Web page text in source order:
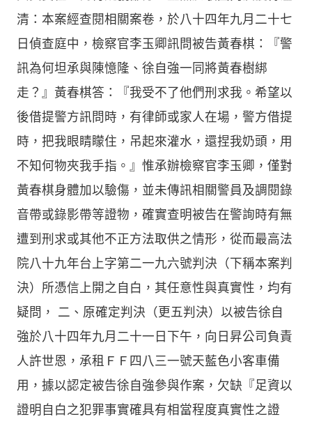
清：本案經查閱相關案卷，於八十四年九月二十七
日偵查庭中，檢察官李玉卿訊問被告黃春棋：『警
訊為何坦承與陳憶隆、徐自強一同將黃春樹綁
走？』黃春棋答：『我受不了他們刑求我。希望以
後借提警方訊問時，有律師或家人在場，警方借提
時，把我眼睛矇住，吊起來灌水，還捏我奶頭，用
不知何物夾我手指。』惟承辦檢察官李玉卿，僅對
黃春棋身體加以驗傷，並未傳訊相關警員及調閱錄
音帶或錄影帶等證物，確實查明被告在警詢時有無
遭到刑求或其他不正方法取供之情形，從而最高法
院八十九年台上字第二一九六號判決（下稱本案判
決）所憑信上開之自白，其任意性與真實性，均有
疑問， 二、原確定判決（更五判決）以被告徐自
強於八十四年九月二十一日下午，向日昇公司負責
人許世恩，承租ＦＦ四八三一號天藍色小客車備
用，據以認定被告徐自強參與作案，欠缺『足資以
證明自白之犯罪事實確具有相當程度真實性之證